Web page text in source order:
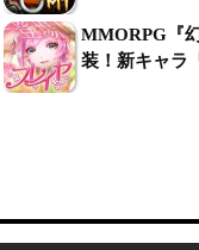
MMORPG『
装！新キャラ